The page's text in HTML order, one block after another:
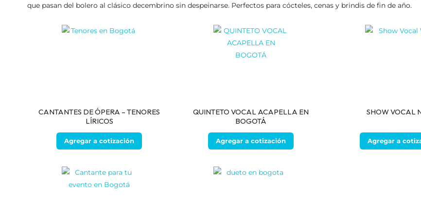
que pasan del bolero al clásico decembrino sin despeinarse. Perfectos para cócteles, cenas y brindis de fin de año.
CANTANTES DE ÓPERA – TENORES
LÍRICOS
Agregar a cotización
QUINTETO VOCAL ACAPELLA EN
BOGOTÁ
Agregar a cotización
SHOW VOCAL
Agregar a